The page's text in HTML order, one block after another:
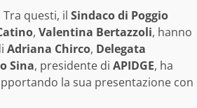
questi, il Sindaco di Poggio
, Valentina Bertazzoli, hanno
Adriana Chirco, Delegata
Sina, presidente di APIDGE, ha
la sua presentazione con